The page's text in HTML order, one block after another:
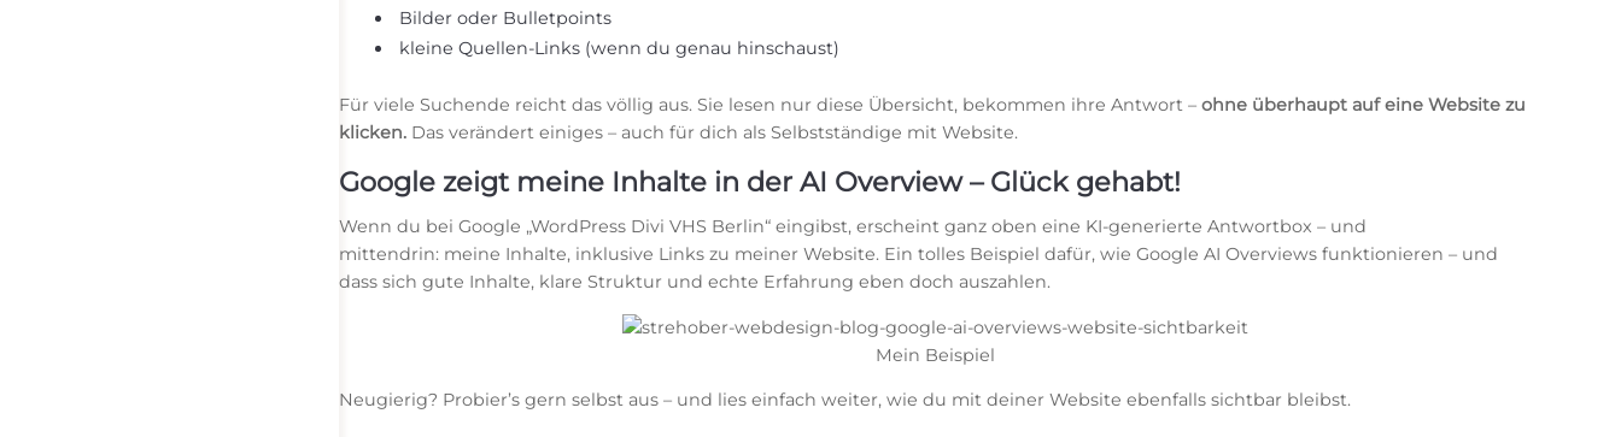
Bilder oder Bulletpoints
kleine Quellen-Links (wenn du genau hinschaust)
Für viele Suchende reicht das völlig aus. Sie lesen nur diese Übersicht, bekommen ihre Antwort – ohne überhaupt auf eine Website zu
klicken.Das verändert einiges – auch für dich als Selbstständige mit Website.
Google zeigt meine Inhalte in der AI Overview – Glück gehabt!
Wenn du bei Google „WordPress Divi VHS Berlin“ eingibst, erscheint ganz oben eine KI-generierte Antwortbox – und
mittendrin: meine Inhalte, inklusive Links zu meiner Website. Ein tolles Beispiel dafür, wie Google AI Overviews funktionieren – und
dass sich gute Inhalte, klare Struktur und echte Erfahrung eben doch auszahlen.
Mein Beispiel
Neugierig? Probier’s gern selbst aus – und lies einfach weiter, wie du mit deiner Website ebenfalls sichtbar bleibst.